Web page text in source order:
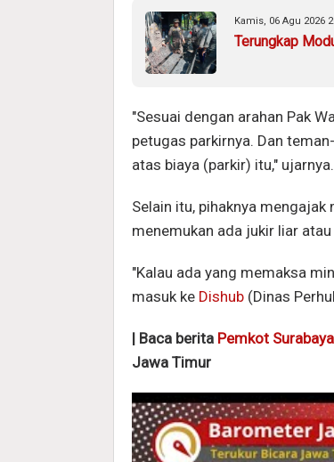
Kamis, 06 Agu 2026
Terungkap
"Sesuai dengan arahan Pak
petugas parkirnya. Dan
atas biaya (parkir) itu," ujarnya.
Selain itu, pihaknya
menemukan ada jukir liar atau
"Kalau ada yang memaksa
masuk ke Dishub (Dinas
| Baca berita Pemkot Surabaya
Jawa Timur